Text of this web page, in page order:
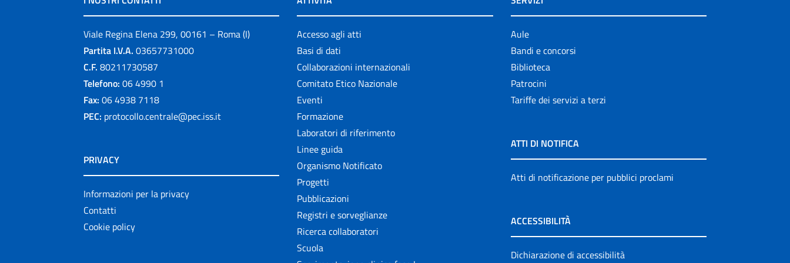
Viale Regina Elena 299, 00161 – Roma (I)
Partita I.V.A. 03657731000
C.F. 80211730587
Telefono: 06 4990 1
Fax: 06 4938 7118
PEC: protocollo.centrale@pec.iss.it
PRIVACY
Informazioni per la privacy
Contatti
Cookie policy
Accesso agli atti
Basi di dati
Collaborazioni internazionali
Comitato Etico Nazionale
Eventi
Formazione
Laboratori di riferimento
Linee guida
Organismo Notificato
Progetti
Pubblicazioni
Registri e sorveglianze
Ricerca collaboratori
Scuola
Aule
Bandi e concorsi
Biblioteca
Patrocini
Tariffe dei servizi a terzi
ATTI DI NOTIFICA
Atti di notificazione per pubblici proclami
ACCESSIBILITÀ
Dichiarazione di accessibilità